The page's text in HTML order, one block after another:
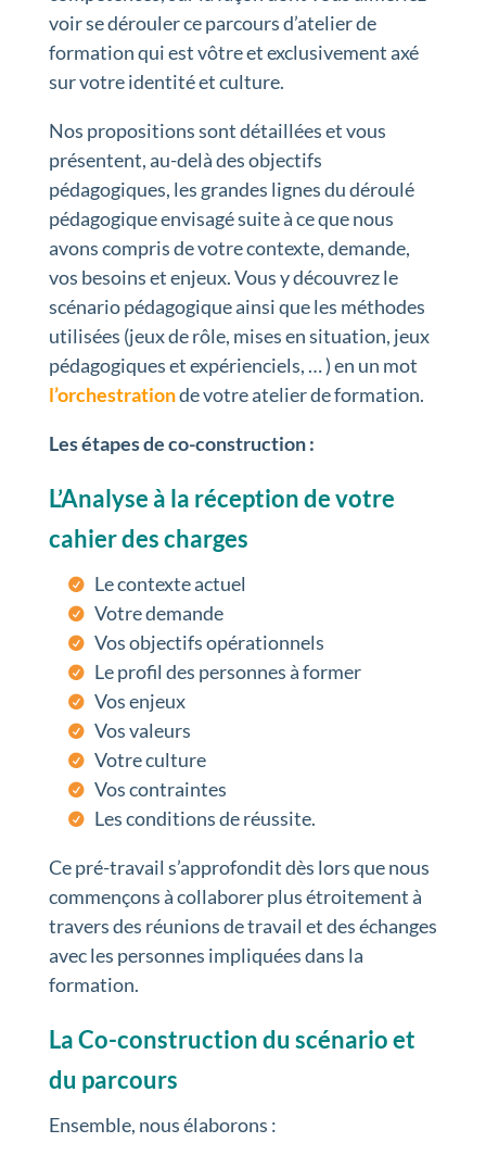
voir se dérouler ce parcours d’atelier de
formation qui est vôtre et exclusivement axé
sur votre identité et culture.
Nos propositions sont détaillées et vous
présentent, au-delà des objectifs
pédagogiques, les grandes lignes du déroulé
pédagogique envisagé suite à ce que nous
avons compris de votre contexte, demande,
vos besoins et enjeux. Vous y découvrez le
scénario pédagogique ainsi que les méthodes
utilisées (jeux de rôle, mises en situation, jeux
pédagogiques et expérienciels, … ) en un mot
l’orchestrationde votre atelier de formation.
Les étapes de co-construction :
L’Analyse à la réception de votre
cahier des charges
Le contexte actuel
Votre demande
Vos objectifs opérationnels
Le profil des personnes à former
Vos enjeux
Vos valeurs
Votre culture
Vos contraintes
Les conditions de réussite.
Ce pré-travail s’approfondit dès lors que nous
commençons à collaborer plus étroitement à
travers des réunions de travail et des échanges
avec les personnes impliquées dans la
formation.
La Co-construction du scénario et
du parcours
Ensemble, nous élaborons :